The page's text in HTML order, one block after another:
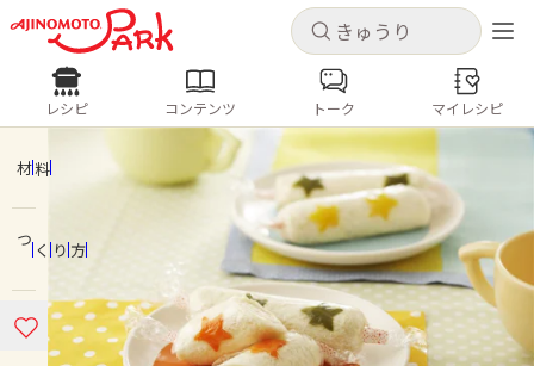
キャンセル
ログインするとレシピを保存できます
ログイン 新規登録
ホーム
コンテンツ
キャンセル
レシピ コンテンツ
なす トマト
とうもろこし
ピーマン
みょうが ゴーヤ
レシピ コンテンツ トーク マイレシピ
材料
つくり方